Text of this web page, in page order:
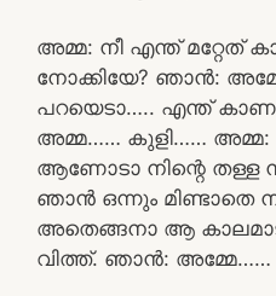
അമ്മ: നീ എന്ത് മറ്റേത്
നോക്കിയേ? ഞാൻ:
പറയെടാ….. എന്ത്
അമ്മ…… കുളി…… അമ്മ:
ആണോടാ നിന്റെ തള്ള
ഞാൻ ഒന്നും മിണ്ടാതെ
അതെങ്ങനാ ആ
വിത്ത്. ഞാൻ: